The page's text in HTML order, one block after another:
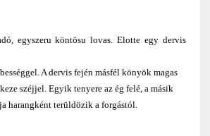
egyszeru köntösu lovas. Elotte egy dervis
A dervis fején másfél könyök magas
széjjel. Egyik tenyere az ég felé, a másik
harangként terüldözik a forgástól.